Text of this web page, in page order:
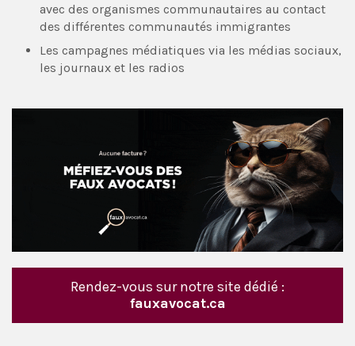
avec des organismes communautaires au contact
des différentes communautés immigrantes
Les campagnes médiatiques via les médias sociaux,
les journaux et les radios
Rendez-vous sur notre site dédié :
fauxavocat.ca